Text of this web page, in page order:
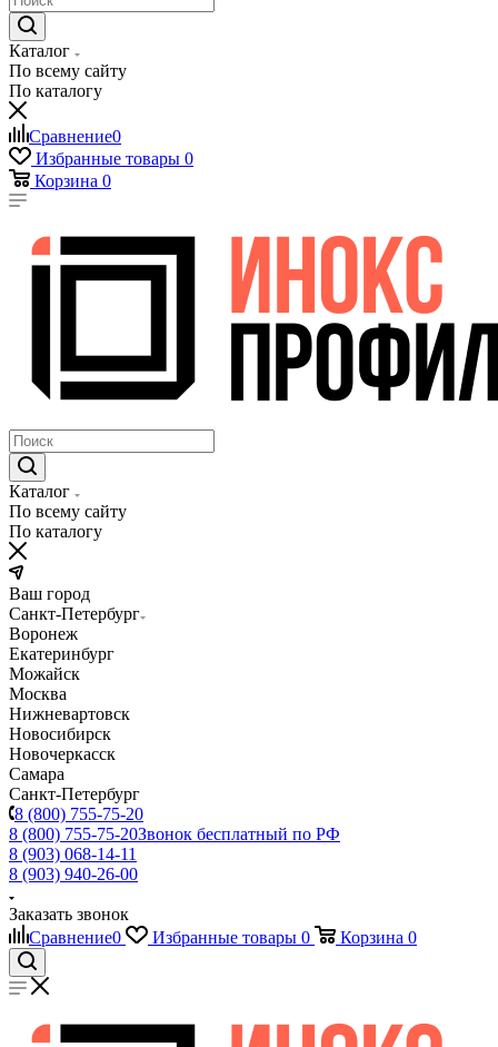
Каталог
По всему сайту
По каталогу
Сравнение0
Избранные товары 0
Корзина 0
Каталог
По всему сайту
По каталогу
Ваш город
Санкт-Петербург
Воронеж
Екатеринбург
Можайск
Москва
Нижневартовск
Новосибирск
Новочеркасск
Самара
Санкт-Петербург
8 (800) 755-75-20
8 (800) 755-75-20Звонок бесплатный по РФ
8 (903) 068-14-11
8 (903) 940-26-00
Заказать звонок
Сравнение0 Избранные товары 0 Корзина 0